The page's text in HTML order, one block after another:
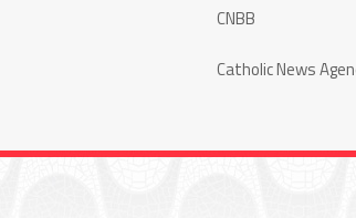
CNBB
Catholic News